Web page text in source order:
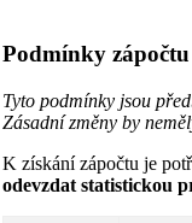
Podmínky zápočtu
Tyto podmínky jsou
Zásadní změny by
K získání zápočtu je
odevzdat statistickou